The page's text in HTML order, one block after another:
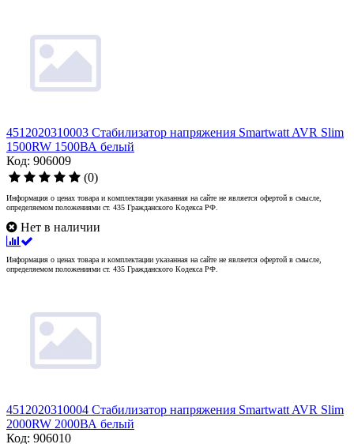
4512020310003 Стабилизатор напряжения Smartwatt AVR Slim
1500RW 1500ВА белый
Код: 906009
(0)
Информация о ценах товара и комплектации указанная на сайте не является офертой в смысле,
определяемом положениями ст. 435 Гражданского Кодекса РФ.
Нет в наличии
Информация о ценах товара и комплектации указанная на сайте не является офертой в смысле,
определяемом положениями ст. 435 Гражданского Кодекса РФ.
4512020310004 Стабилизатор напряжения Smartwatt AVR Slim
2000RW 2000ВА белый
Код: 906010